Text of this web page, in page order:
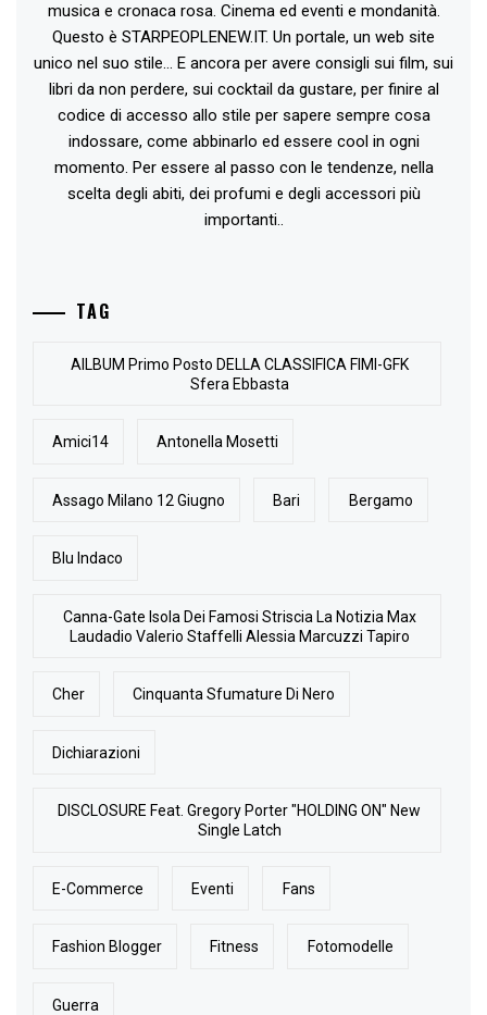
musica e cronaca rosa. Cinema ed eventi e mondanità.
Questo è STARPEOPLENEW.IT. Un portale, un web site
unico nel suo stile... E ancora per avere consigli sui film, sui
libri da non perdere, sui cocktail da gustare, per finire al
codice di accesso allo stile per sapere sempre cosa
indossare, come abbinarlo ed essere cool in ogni
momento. Per essere al passo con le tendenze, nella
scelta degli abiti, dei profumi e degli accessori più
importanti..
TAG
AlLBUM Primo Posto DELLA CLASSIFICA FIMI-GFK
Sfera Ebbasta
Amici14 Antonella Mosetti
Assago Milano 12 Giugno Bari Bergamo
Blu Indaco
Canna-Gate Isola Dei Famosi Striscia La Notizia Max
Laudadio Valerio Staffelli Alessia Marcuzzi Tapiro
Cher Cinquanta Sfumature Di Nero
Dichiarazioni
DISCLOSURE Feat. Gregory Porter "HOLDING ON" New
Single Latch
E-Commerce Eventi Fans
Fashion Blogger Fitness Fotomodelle
Guerra